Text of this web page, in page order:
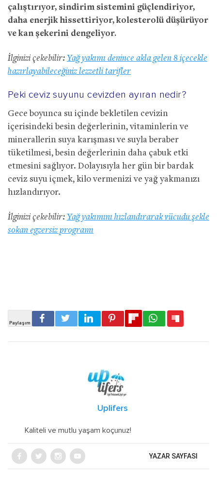
çalıştırıyor, sindirim sistemini güçlendiriyor,
daha enerjik hissettiriyor, kolesterolü düşürüyor
ve kan şekerini dengeliyor.
İlginizi çekebilir: Yağ yakımı denince akla gelen 8 içecekle
hazırlayabileceğiniz lezzetli tarifler
Peki ceviz suyunu cevizden ayıran nedir?
Gece boyunca su içinde bekletilen cevizin
içerisindeki besin değerlerinin, vitaminlerin ve
minerallerin suya karışması ve suyla beraber
tüketilmesi, besin değerlerinin daha çabuk etki
etmesini sağlıyor. Dolayısıyla her gün bir bardak
ceviz suyu içmek, kilo vermenizi ve yağ yakmanızı
hızlandırıyor.
İlginizi çekebilir: Yağ yakımını hızlandırarak vücudu şekle
sokan egzersiz programı
Uplifers
Kaliteli ve mutlu yaşam koçunuz!
YAZAR SAYFASI